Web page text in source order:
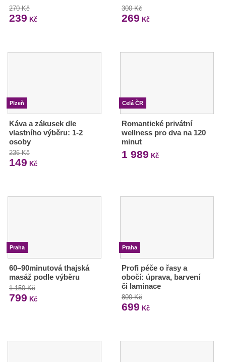
270 Kč
239 Kč
300 Kč
269 Kč
Plzeň
Káva a zákusek dle
vlastního výběru: 1-2
osoby
236 Kč
149 Kč
Celá ČR
Romantické privátní
wellness pro dva na 120
minut
1 989 Kč
Praha
60–90minutová thajská
masáž podle výběru
1 150 Kč
799 Kč
Praha
Profi péče o řasy a
obočí: úprava, barvení
či laminace
800 Kč
699 Kč